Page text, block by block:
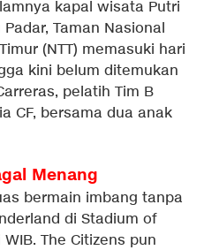
kapal wisata Putri
Taman Nasional
(NTT) memasuki hari
kini belum ditemukan
pelatih Tim B
CF, bersama dua anak
Menang
bermain imbang tanpa
di Stadium of
The Citizens pun